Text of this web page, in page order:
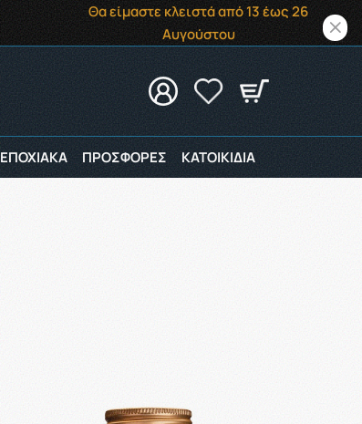
Θα είμαστε κλειστά από 13 έως 26
Αυγούστου
ΕΠΟΧΙΑΚΑ ΠΡΟΣΦΟΡΕΣ ΚΑΤΟΙΚΙΔΙΑ